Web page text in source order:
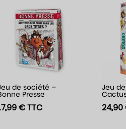
de société –
Presse
€TTC
Jeu
24,90